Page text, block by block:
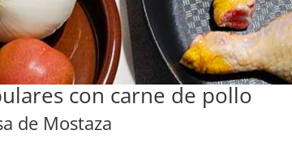
con carne de pollo
de Mostaza